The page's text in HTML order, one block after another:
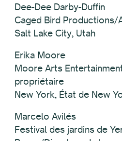
Dee-Dee Darby-Duffin
Caged Bird Productions/
Salt Lake City, Utah
Erika Moore
Moore Arts
propriétaire
New York, État de New
Marcelo Avilés
Festival des jardins de